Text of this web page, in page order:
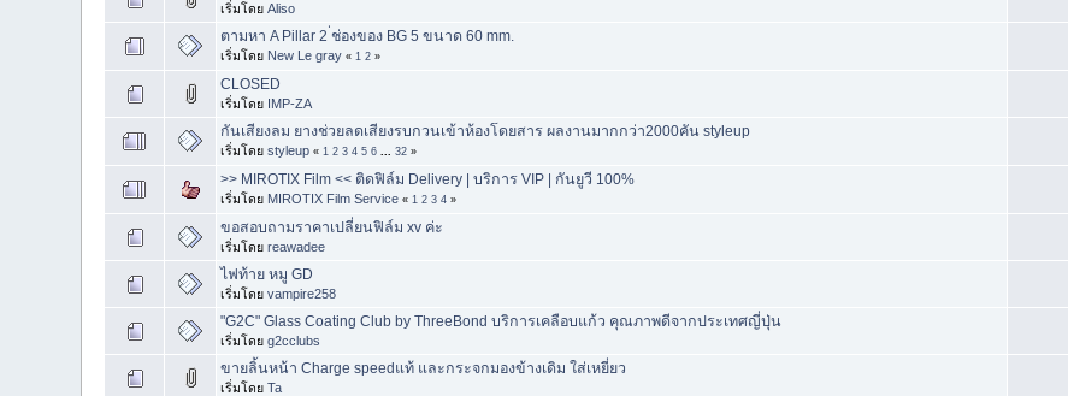
เริ่มโดยAliso
ตามหา A Pillar 2 ่ช่องของ BG 5 ขนาด 60 mm.
เริ่มโดย New Le gray « 1 2 »
CLOSED
เริ่มโดย IMP-ZA
กันเสียงลม ยางช่วยลดเสียงรบกวนเข้าห้องโดยสาร ผลงานมากกว่า2000คัน styleup
เริ่มโดยstyleup « 1 2 3 4 5 6 ...32 »
>> MIROTIX Film << ติดฟิล์ม Delivery | บริการ VIP | กันยูวี 100%
เริ่มโดย MIROTIX Film Service « 1 2 3 4 »
ขอสอบถามราคาเปลี่ยนฟิล์ม xv ค่ะ
เริ่มโดยreawadee
ไฟท้าย หมู GD
เริ่มโดยvampire258
"G2C" Glass Coating Club by ThreeBond บริการเคลือบแก้ว คุณภาพดีจากประเทศญี่ปุ่น
เริ่มโดยg2cclubs
ขายลิ้นหน้า Charge speedแท้ และกระจกมองข้างเดิม ใส่เหยี่ยว
เริ่มโดยTa